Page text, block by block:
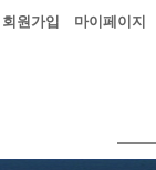
회원가입 마이페이지